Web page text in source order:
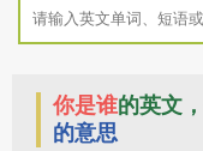
你是谁的英文，
的意思